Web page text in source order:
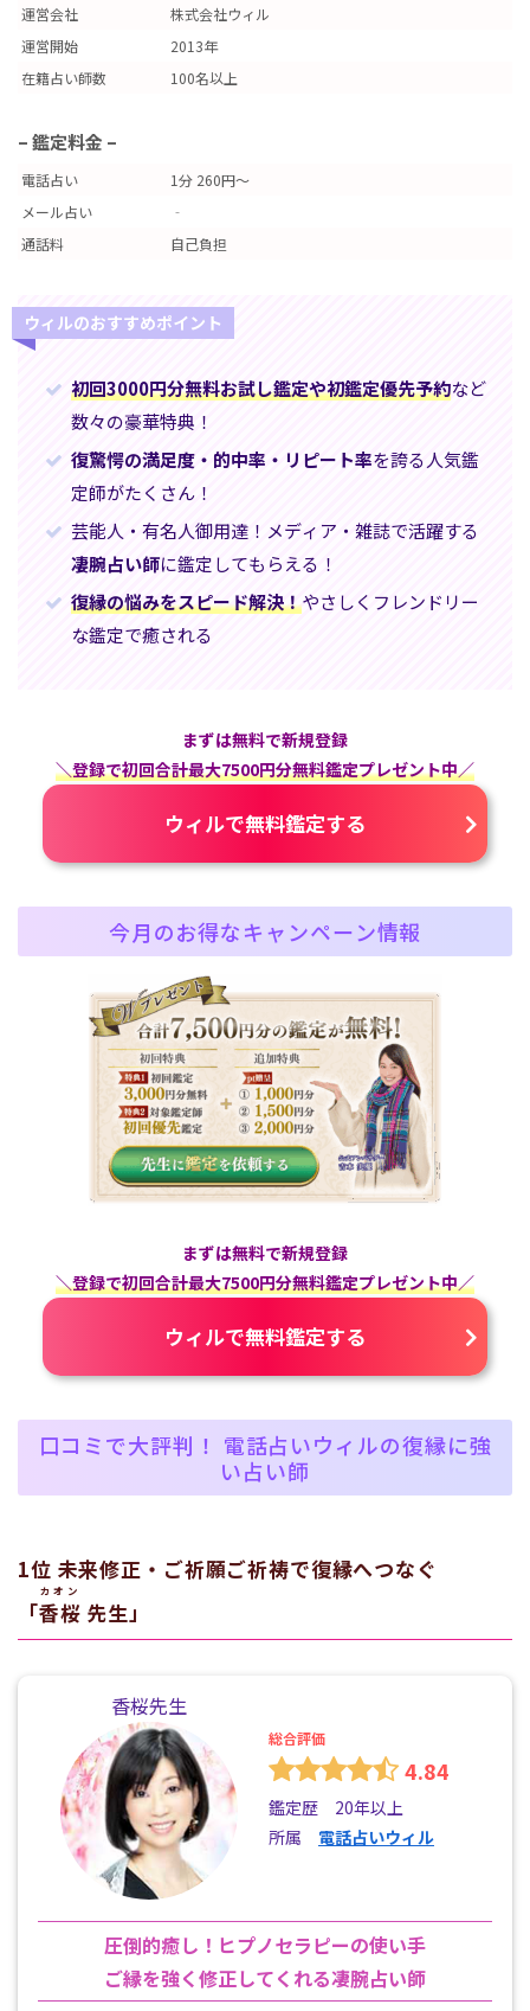
運営会社
株式会社ウィル
運営開始
2013年
在籍占い師数
100名以上
– 鑑定料金 –
電話占い
1分 260円～
メール占い
‐
通話料
自己負担
ウィルのおすすめポイント
初回3000円分無料お試し鑑定や初鑑定優先予約など
数々の豪華特典！
復驚愕の満足度・的中率・リピート率を誇る人気鑑
定師がたくさん！
芸能人・有名人御用達！メディア・雑誌で活躍する
凄腕占い師に鑑定してもらえる！
復縁の悩みをスピード解決！やさしくフレンドリー
な鑑定で癒される
まずは無料で新規登録
＼登録で初回合計最大7500円分無料鑑定プレゼント中／
ウィルで無料鑑定する
今月のお得なキャンペーン情報
まずは無料で新規登録
＼登録で初回合計最大7500円分無料鑑定プレゼント中／
ウィルで無料鑑定する
口コミで大評判！ 電話占いウィルの復縁に強
い占い師
1位 未来修正・ご祈願ご祈祷で復縁へつなぐ
「香桜
カオン
先生」
香桜先生
総合評価
4.84
鑑定歴 20年以上
所属 電話占いウィル
圧倒的癒し！ヒプノセラピーの使い手
ご縁を強く修正してくれる凄腕占い師